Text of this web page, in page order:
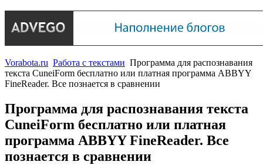
Vorabota.ru Работа с текстами Программа для распознавания
текста CuneiForm бесплатно или платная программа ABBYY
FineReader. Все познается в сравнении
Программа для распознавания текста
CuneiForm бесплатно или платная
программа ABBYY FineReader. Все
познается в сравнении